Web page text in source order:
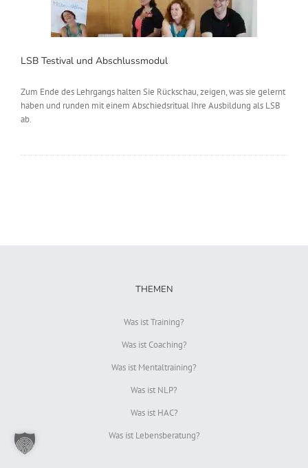
LSB Testival und Abschlussmodul
Zum Ende des Lehrgangs halten Sie Rückschau, zeigen, was sie gelernt
haben und runden mit einem Abschiedsritual Ihre Ausbildung als LSB
ab.
THEMEN
Was ist Training?
Was ist Coaching?
Was ist Mentaltraining?
Was ist NLP?
Was ist HAC?
Was ist Lebensberatung?